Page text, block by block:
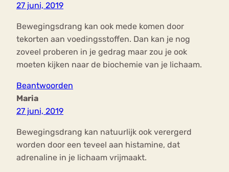
27 juni, 2019
Bewegingsdrang kan ook mede komen door
tekorten aan voedingsstoffen. Dan kan je nog
zoveel proberen in je gedrag maar zou je ook
moeten kijken naar de biochemie van je lichaam.
Beantwoorden
Maria
27 juni, 2019
Bewegingsdrang kan natuurlijk ook verergerd
worden door een teveel aan histamine, dat
adrenaline in je lichaam vrijmaakt.